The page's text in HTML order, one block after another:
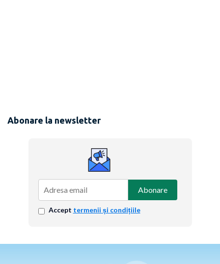
Abonare la newsletter
Abonare
Accept termenii și condițiile